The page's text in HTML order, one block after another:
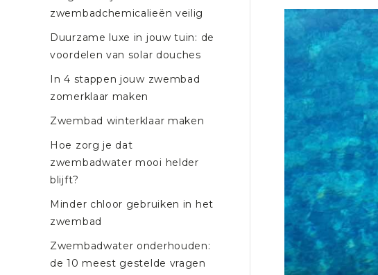
zwembadchemicalieën veilig
Duurzame luxe in jouw tuin: de
voordelen van solar douches
In 4 stappen jouw zwembad
zomerklaar maken
Zwembad winterklaar maken
Hoe zorg je dat
zwembadwater mooi helder
blijft?
Minder chloor gebruiken in het
zwembad
Zwembadwater onderhouden:
de 10 meest gestelde vragen